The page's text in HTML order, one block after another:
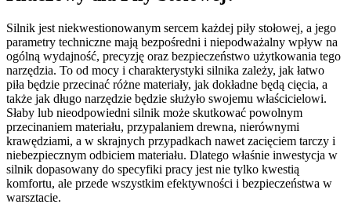
Silnik jest niekwestionowanym sercem każdej piły stołowej, a jego
parametry techniczne mają bezpośredni i niepodważalny wpływ na
ogólną wydajność, precyzję oraz bezpieczeństwo użytkowania tego
narzędzia. To od mocy i charakterystyki silnika zależy, jak łatwo
piła będzie przecinać różne materiały, jak dokładne będą cięcia, a
także jak długo narzędzie będzie służyło swojemu właścicielowi.
Słaby lub nieodpowiedni silnik może skutkować powolnym
przecinaniem materiału, przypalaniem drewna, nierównymi
krawędziami, a w skrajnych przypadkach nawet zacięciem tarczy i
niebezpiecznym odbiciem materiału. Dlatego właśnie inwestycja w
silnik dopasowany do specyfiki pracy jest nie tylko kwestią
komfortu, ale przede wszystkim efektywności i bezpieczeństwa w
warsztacie.